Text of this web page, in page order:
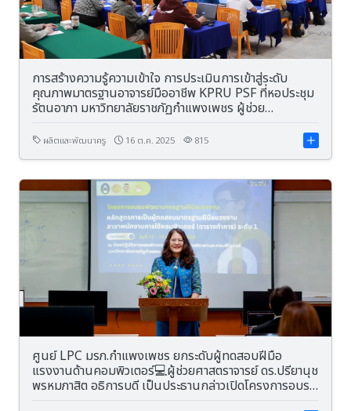
การสร้างความรู้ความเข้าใจ การประเมินการเข้าสู่ระดับ
คุณภาพมาตรฐานอาจารย์มืออาชีพ KPRU PSF ที่หอประชุม
รัตนอาภา มหาวิทยาลัยราชภัฏกำแพงเพชร ผู้ช่วย
ประธานในพิธีเปิดโครงการ
ผลิตและพัฒนาครู 16 ต.ค. 2025 815
ศูนย์ LPC มรภ.กำแพงเพชร ยกระดับผู้ทดสอบฝีมือ
แรงงานด้านคอมพิวเตอร์💻ผู้ช่วยศาสตราจารย์ ดร.ปรียานุช
พรหมภาสิต อธิการบดี เป็นประธานกล่าวเปิดโครงการอบรม